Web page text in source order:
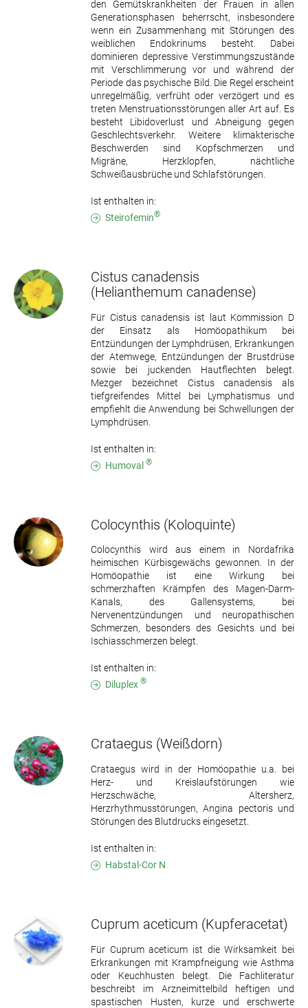
den Gemütskrankheiten der Frauen in allen
Generationsphasen beherrscht, insbesondere
wenn ein Zusammenhang mit Störungen des
weiblichen Endokrinums besteht. Dabei
dominieren depressive Verstimmungszustände
mit Verschlimmerung vor und während der
Periode das psychische Bild. Die Regel erscheint
unregelmäßig, verfrüht oder verzögert und es
treten Menstruationsstörungen aller Art auf. Es
besteht Libidoverlust und Abneigung gegen
Geschlechtsverkehr. Weitere klimakterische
Beschwerden sind Kopfschmerzen und
Migräne, Herzklopfen, nächtliche
Schweißausbrüche und Schlafstörungen.
Ist enthalten in:
Steirofemin®
Cistus canadensis
(Helianthemum canadense)
Für Cistus canadensis ist laut Kommission D
der Einsatz als Homöopathikum bei
Entzündungen der Lymphdrüsen, Erkrankungen
der Atemwege, Entzündungen der Brustdrüse
sowie bei juckenden Hautflechten belegt.
Mezger bezeichnet Cistus canadensis als
tiefgreifendes Mittel bei Lymphatismus und
empfiehlt die Anwendung bei Schwellungen der
Lymphdrüsen.
Ist enthalten in:
Humoval ®
Colocynthis (Koloquinte)
Colocynthis wird aus einem in Nordafrika
heimischen Kürbisgewächs gewonnen. In der
Homöopathie ist eine Wirkung bei
schmerzhaften Krämpfen des Magen-Darm-
Kanals, des Gallensystems, bei
Nervenentzündungen und neuropathischen
Schmerzen, besonders des Gesichts und bei
Ischiasschmerzen belegt.
Ist enthalten in:
Diluplex ®
Crataegus (Weißdorn)
Crataegus wird in der Homöopathie u.a. bei
Herz- und Kreislaufstörungen wie
Herzschwäche, Altersherz,
Herzrhythmusstörungen, Angina pectoris und
Störungen des Blutdrucks eingesetzt.
Ist enthalten in:
Habstal-Cor N
Cuprum aceticum (Kupferacetat)
Für Cuprum aceticum ist die Wirksamkeit bei
Erkrankungen mit Krampfneigung wie Asthma
oder Keuchhusten belegt. Die Fachliteratur
beschreibt im Arzneimittelbild heftigen und
spastischen Husten, kurze und erschwerte